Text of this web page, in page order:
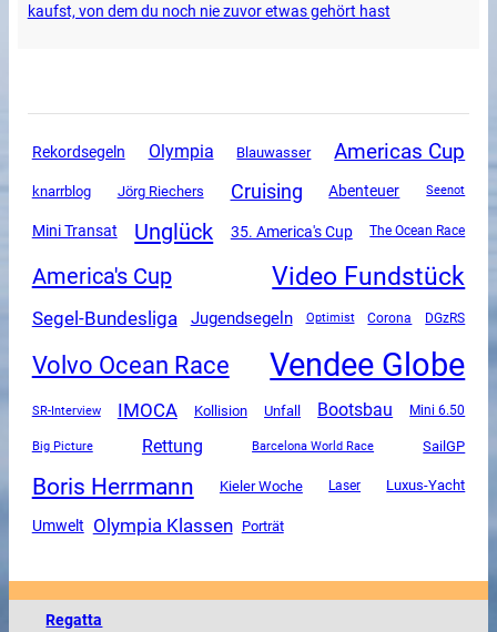
kaufst, von dem du noch nie zuvor etwas gehört hast
Rekordsegeln Olympia Blauwasser Americas Cup
knarrblog Jörg Riechers Cruising Abenteuer Seenot
Mini Transat Unglück 35. America's Cup The Ocean Race
America's Cup Video Fundstück
Segel-Bundesliga Jugendsegeln Optimist Corona DGzRS
Volvo Ocean Race Vendee Globe
SR-Interview IMOCA Kollision Unfall Bootsbau Mini 6.50
Big Picture Rettung Barcelona World Race SailGP
Boris Herrmann Kieler Woche Laser Luxus-Yacht
Umwelt Olympia Klassen Porträt
Regatta